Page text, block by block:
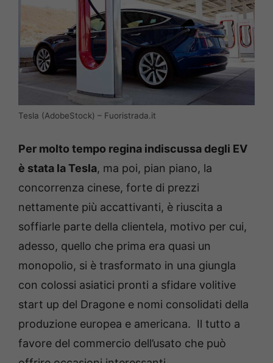
Tesla (AdobeStock) – Fuoristrada.it
Per molto tempo regina indiscussa degli EV
è stata la Tesla, ma poi, pian piano, la
concorrenza cinese, forte di prezzi
nettamente più accattivanti, è riuscita a
soffiarle parte della clientela, motivo per cui,
adesso, quello che prima era quasi un
monopolio, si è trasformato in una giungla
con colossi asiatici pronti a sfidare volitive
start up del Dragone e nomi consolidati della
produzione europea e americana. Il tutto a
favore del commercio dell’usato che può